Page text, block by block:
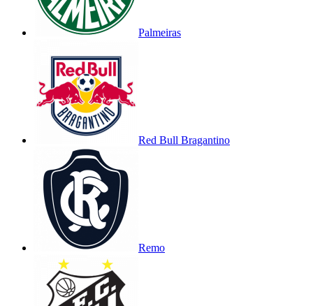
Palmeiras
Red Bull Bragantino
Remo